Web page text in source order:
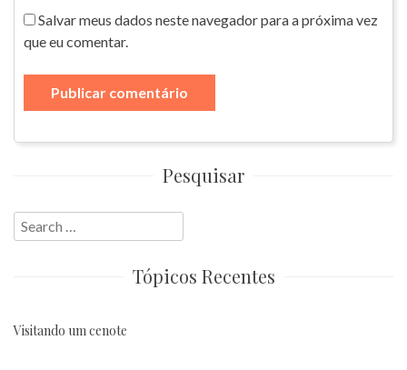
Salvar meus dados neste navegador para a próxima vez
que eu comentar.
Pesquisar
Search
for:
Tópicos Recentes
Visitando um cenote